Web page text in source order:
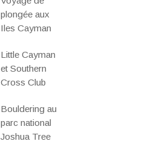
plongée aux
Iles Cayman
Little Cayman
et Southern
Cross Club
Bouldering au
parc national
Joshua Tree